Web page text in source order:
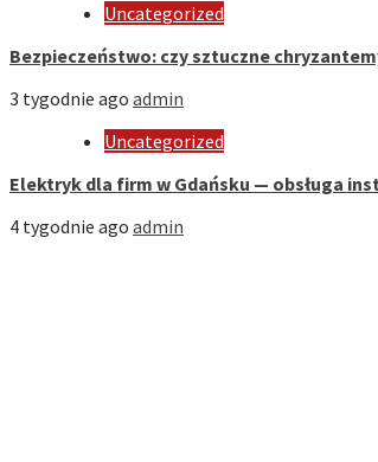
Uncategorized
Bezpieczeństwo: czy sztuczne
3 tygodnie ago admin
Uncategorized
Elektryk dla firm w Gdańsku — obsługa
4 tygodnie ago admin